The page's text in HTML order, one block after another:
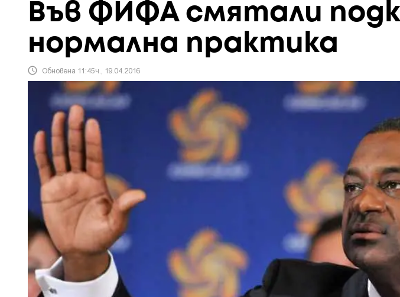
Във ФИФА смятали
нормална практика
Обновена 11:45ч., 19.04.2016